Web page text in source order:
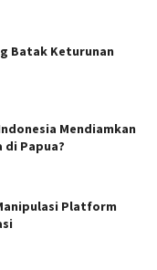
Batak Keturunan
Mendiamkan
di Papua?
Platform